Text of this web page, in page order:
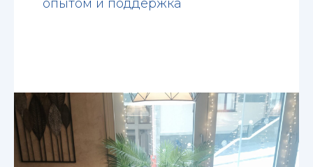
опытом и поддержка